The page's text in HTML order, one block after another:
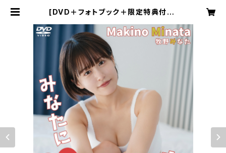
[DVD＋フォトブック＋限定特典付き]
て！ | EDEN PICTURES